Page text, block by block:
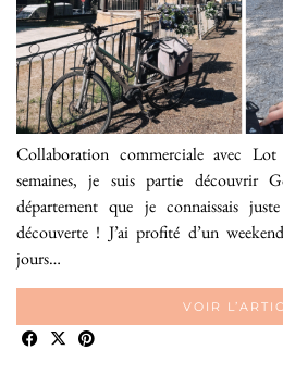
Collaboration commerciale avec
semaines, je suis partie découvrir
département que je connaissais
découverte ! J’ai profité d’un
jours…
VOIR